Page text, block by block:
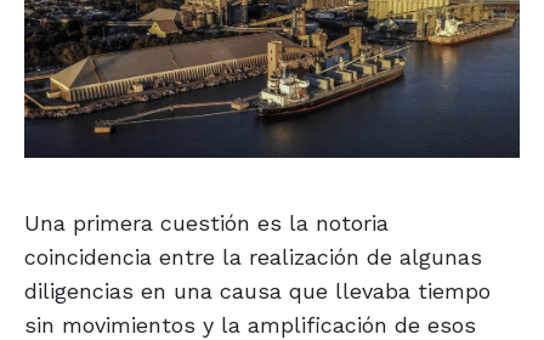
Una primera cuestión es la notoria
coincidencia entre la realización de algunas
diligencias en una causa que llevaba tiempo
sin movimientos y la amplificación de esos